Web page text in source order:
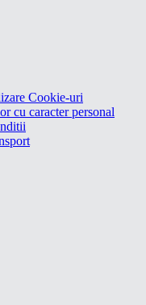
Cookie-uri
cu caracter personal